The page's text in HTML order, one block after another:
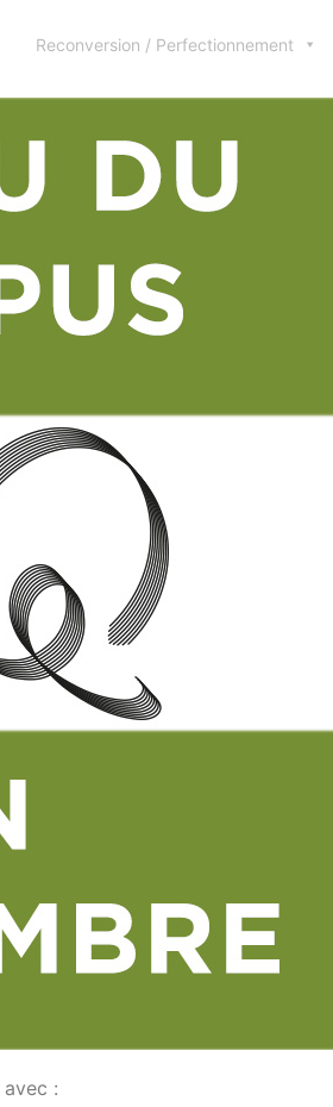
Reconversion / Perfectionnement
: